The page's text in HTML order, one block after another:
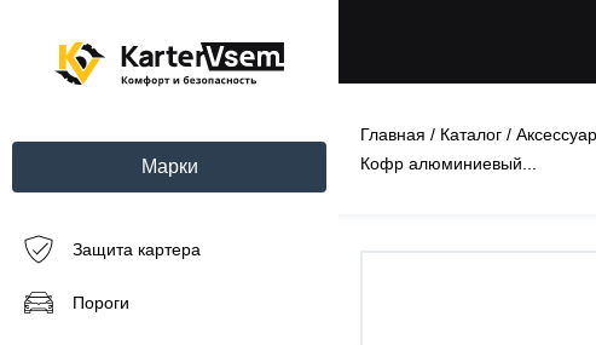
Марки
Защита картера
Пороги
Главная / Каталог /
Кофр алюминиевый...